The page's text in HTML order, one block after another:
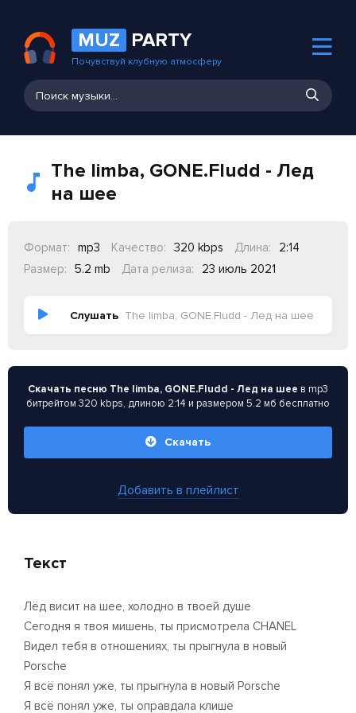
MUZ PARTY
Почувствуй клубную атмосферу
The limba, GONE.Fludd - Лед
на шее
Формат: mp3 Качество: 320 kbps Длина:
2:14
Размер:
5.2 mb Дата релиза: 23 июль 2021
Слушать The limba, GONE.Fludd - Лед на шее
Скачать песню The limba, GONE.Fludd - Лед на шее в mp3
битрейтом 320 kbps, длиною 2:14 и размером 5.2 мб бесплатно
Скачать
Добавить в плейлист
Текст
Лёд висит на шее, холодно в твоей душе
Сегодня я твоя мишень, ты присмотрела CHANEL
Видел тебя в отношениях, ты прыгнула в новый
Porsche
Я всё понял уже, ты прыгнула в новый Porsche
Я всё понял уже, ты оправдала клише